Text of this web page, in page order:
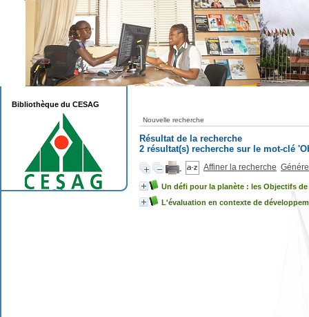
Nouvelle recherche
Résultat de la recherche
2 résultat(s) recherche sur le mot-clé
Affiner la recherche
Un défi pour la planète : les Objectifs
L'évaluation en contexte de
Bibliothèque du CESAG